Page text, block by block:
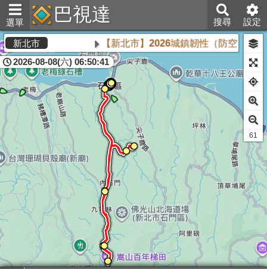
選單 巴視達 搜尋 設定
新北市 【新北市】2026城鎮韌性（防空）演習
2026-08-08(六) 06:50:41
60